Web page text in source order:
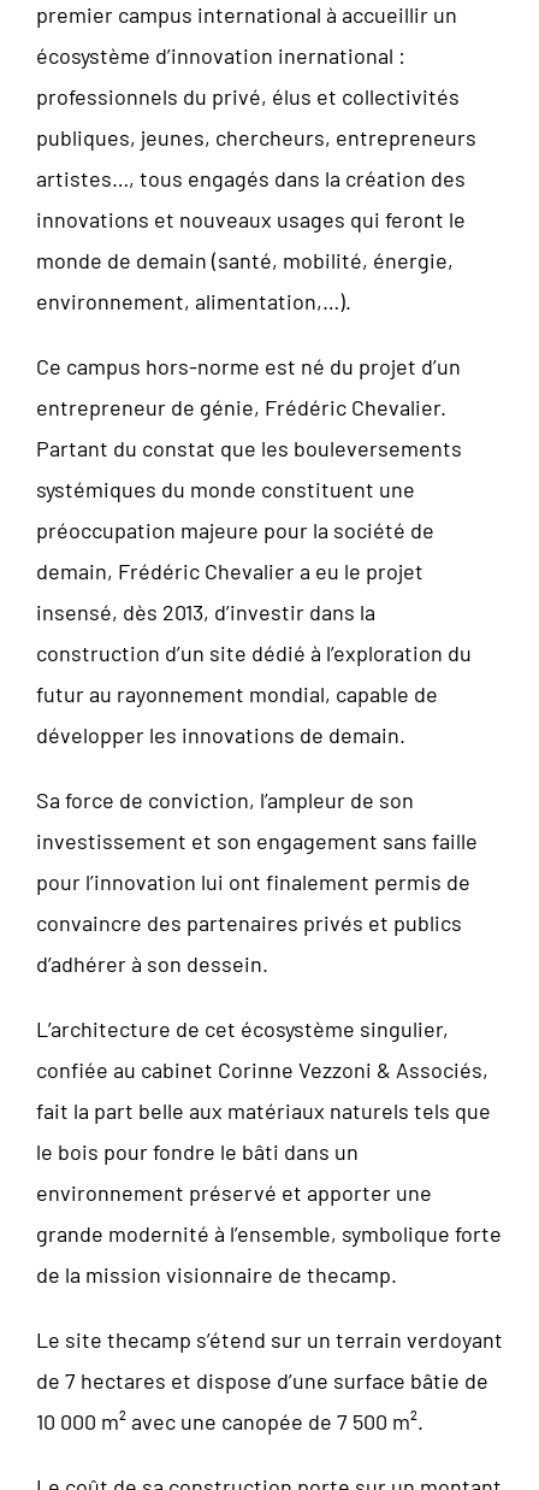
premier campus international à accueillir un
écosystème d’innovation inernational :
professionnels du privé, élus et collectivités
publiques, jeunes, chercheurs, entrepreneurs
artistes…, tous engagés dans la création des
innovations et nouveaux usages qui feront le
monde de demain (santé, mobilité, énergie,
environnement, alimentation,…).
Ce campus hors-norme est né du projet d’un
entrepreneur de génie, Frédéric Chevalier.
Partant du constat que les bouleversements
systémiques du monde constituent une
préoccupation majeure pour la société de
demain, Frédéric Chevalier a eu le projet
insensé, dès 2013, d’investir dans la
construction d’un site dédié à l’exploration du
futur au rayonnement mondial, capable de
développer les innovations de demain.
Sa force de conviction, l’ampleur de son
investissement et son engagement sans faille
pour l’innovation lui ont finalement permis de
convaincre des partenaires privés et publics
d’adhérer à son dessein.
L’architecture de cet écosystème singulier,
confiée au cabinet Corinne Vezzoni & Associés,
fait la part belle aux matériaux naturels tels que
le bois pour fondre le bâti dans un
environnement préservé et apporter une
grande modernité à l’ensemble, symbolique forte
de la mission visionnaire de thecamp.
Le site thecamp s’étend sur un terrain verdoyant
de 7 hectares et dispose d’une surface bâtie de
10 000 m² avec une canopée de 7 500 m².